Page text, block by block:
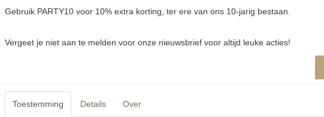
Aan achterzijde is een leertje met drukker
tevens is er een veilihgeidsspeld bevestigd voor
Gebruik PARTY10 voor 10% extra korting, ter ere van ons 10-jarig bestaan.
Vergeet je niet aan te melden voor onze nieuwsbrief voor altijd leuke acties!
Toestemming Details Over